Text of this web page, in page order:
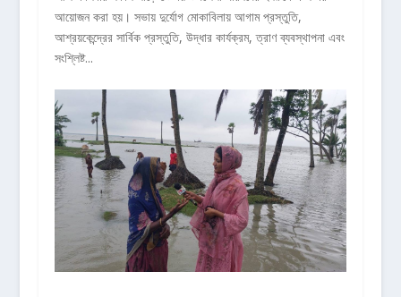
আয়োজন করা হয়। সভায় দুর্যোগ মোকাবিলায় আগাম প্রস্তুতি,
আশ্রয়কেন্দ্রের সার্বিক প্রস্তুতি, উদ্ধার কার্যক্রম, ত্রাণ ব্যবস্থাপনা এবং
সংশ্লিষ্ট...